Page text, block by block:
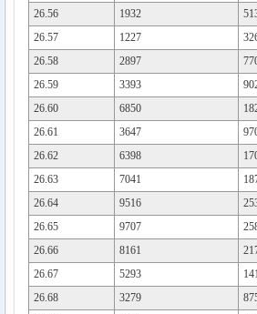
26.56
1932
26.57
1227
26.58
2897
26.59
3393
26.60
6850
26.61
3647
26.62
6398
26.63
7041
26.64
9516
26.65
9707
26.66
8161
26.67
5293
26.68
3279